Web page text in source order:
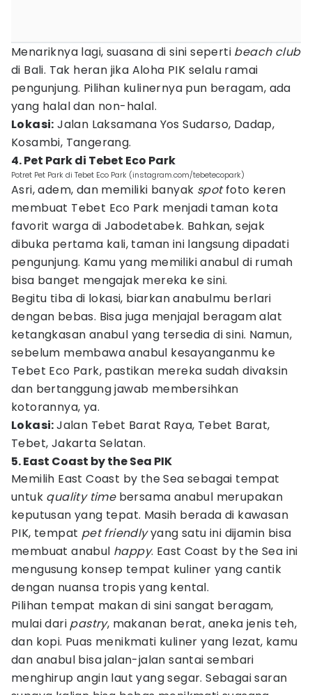
Menariknya lagi, suasana di sini seperti beach club
di Bali. Tak heran jika Aloha PIK selalu ramai
pengunjung. Pilihan kulinernya pun beragam, ada
yang halal dan non-halal.
Lokasi: Jalan Laksamana Yos Sudarso, Dadap,
Kosambi, Tangerang.
4. Pet Park di Tebet Eco Park
Potret Pet Park di Tebet Eco Park (instagram.com/tebetecopark)
Asri, adem, dan memiliki banyak spotfoto keren
membuat Tebet Eco Park menjadi taman kota
favorit warga di Jabodetabek. Bahkan, sejak
dibuka pertama kali, taman ini langsung dipadati
pengunjung. Kamu yang memiliki anabul di rumah
bisa banget mengajak mereka ke sini.
Begitu tiba di lokasi, biarkan anabulmu berlari
dengan bebas. Bisa juga menjajal beragam alat
ketangkasan anabul yang tersedia di sini. Namun,
sebelum membawa anabul kesayanganmu ke
Tebet Eco Park, pastikan mereka sudah divaksin
dan bertanggung jawab membersihkan
kotorannya, ya.
Lokasi:Jalan Tebet Barat Raya, Tebet Barat,
Tebet, Jakarta Selatan.
5. East Coast by the Sea PIK
Memilih East Coast by the Sea sebagai tempat
untuk quality timebersama anabul merupakan
keputusan yang tepat. Masih berada di kawasan
PIK, tempat pet friendlyyang satu ini dijamin bisa
membuat anabul happy. East Coast by the Sea ini
mengusung konsep tempat kuliner yang cantik
dengan nuansa tropis yang kental.
Pilihan tempat makan di sini sangat beragam,
mulai dari pastry, makanan berat, aneka jenis teh,
dan kopi. Puas menikmati kuliner yang lezat, kamu
dan anabul bisa jalan-jalan santai sembari
menghirup angin laut yang segar. Sebagai saran